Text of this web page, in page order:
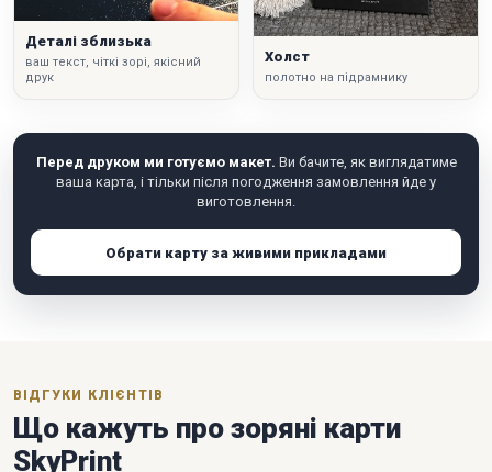
Деталі зблизька
ваш текст, чіткі зорі, якісний
друк
Холст
полотно на підрамнику
Перед друком ми готуємо макет. Ви бачите, як виглядатиме
ваша карта, і тільки після погодження замовлення йде у
виготовлення.
Обрати карту за живими прикладами
ВІДГУКИ КЛІЄНТІВ
Що кажуть про зоряні карти
SkyPrint